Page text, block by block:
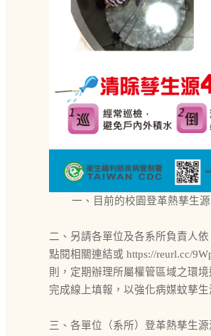
一、目前的校園登革熱孳生
二、另請各單位及各系所負責人
點閱相關連結或 https://reurl.cc/
則，定期辦理所屬權管區域之環
完成線上填報，以強化病媒蚊孳
三、各單位（系所）登革熱孳生